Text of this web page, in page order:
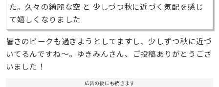
た。久々の綺麗な空 と 少しづつ秋に近づく気配を感じ
て嬉しくなりました
暑さのピークも過ぎようとしてますし、少しずつ秋に近づ
いてるんですね〜。ゆきみんさん、ご投稿ありがとうござ
いました！
広告の後にも続きます